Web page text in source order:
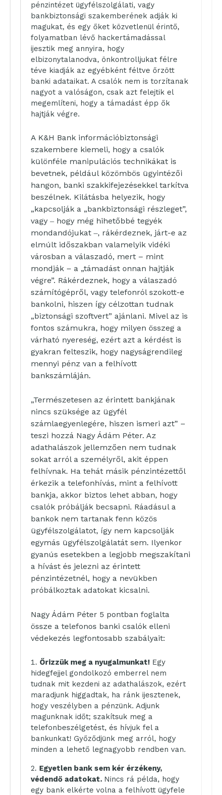
pénzintézet ügyfélszolgálati, vagy
bankbiztonsági szakemberének adják ki
magukat, és egy őket közvetlenül érintő,
folyamatban lévő hackertámadással
ijesztik meg annyira, hogy
elbizonytalanodva, önkontrolljukat félre
téve kiadják az egyébként féltve őrzött
banki adataikat. A csalók nem is torzítanak
nagyot a valóságon, csak azt felejtik el
megemlíteni, hogy a támadást épp ők
hajtják végre.
A K&H Bank információbiztonsági
szakembere kiemeli, hogy a csalók
különféle manipulációs technikákat is
bevetnek, például közömbös ügyintézői
hangon, banki szakkifejezésekkel tarkítva
beszélnek. Kilátásba helyezik, hogy
„kapcsolják a „bankbiztonsági részleget”,
vagy ‒ hogy még hihetőbbé tegyék
mondandójukat ‒, rákérdeznek, járt-e az
elmúlt időszakban valamelyik vidéki
városban a válaszadó, mert – mint
mondják – a „támadást onnan hajtják
végre”. Rákérdeznek, hogy a válaszadó
számítógépről, vagy telefonról szokott-e
bankolni, hiszen így célzottan tudnak
„biztonsági szoftvert” ajánlani. Mivel az is
fontos számukra, hogy milyen összeg a
várható nyereség, ezért azt a kérdést is
gyakran felteszik, hogy nagyságrendileg
mennyi pénz van a felhívott
bankszámláján.
„Természetesen az érintett bankjának
nincs szüksége az ügyfél
számlaegyenlegére, hiszen ismeri azt” –
teszi hozzá Nagy Ádám Péter. Az
adathalászok jellemzően nem tudnak
sokat arról a személyről, akit éppen
felhívnak. Ha tehát másik pénzintézettől
érkezik a telefonhívás, mint a felhívott
bankja, akkor biztos lehet abban, hogy
csalók próbálják becsapni. Ráadásul a
bankok nem tartanak fenn közös
ügyfélszolgálatot, így nem kapcsolják
egymás ügyfélszolgálatát sem. Ilyenkor
gyanús esetekben a legjobb megszakítani
a hívást és jelezni az érintett
pénzintézetnél, hogy a nevükben
próbálkoztak adatokat kicsalni.
Nagy Ádám Péter 5 pontban foglalta
össze a telefonos banki csalók elleni
védekezés legfontosabb szabályait:
Őrizzük meg a nyugalmunkat! Egy
hidegfejjel gondolkozó emberrel nem
tudnak mit kezdeni az adathalászok, ezért
maradjunk higgadtak, ha ránk ijesztenek,
hogy veszélyben a pénzünk. Adjunk
magunknak időt; szakítsuk meg a
telefonbeszélgetést, és hívjuk fel a
bankunkat! Győződjünk meg arról, hogy
minden a lehető legnagyobb rendben van.
Egyetlen bank sem kér érzékeny,
védendő adatokat. Nincs rá példa, hogy
egy bank elkérte volna a felhívott ügyfele